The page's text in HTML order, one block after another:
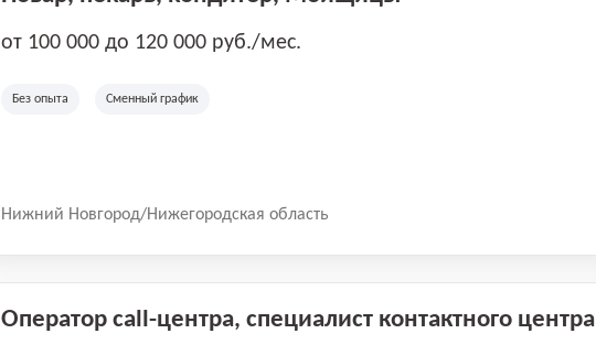
от 100 000 до 120 000 руб./мес.
Без опыта Сменный график
Нижний Новгород/Нижегородская область
Оператор call-центра, специалист контактного центра